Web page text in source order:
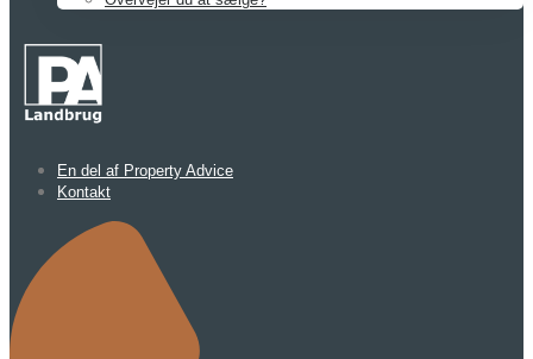
En del af Property Advice
Kontakt